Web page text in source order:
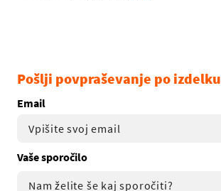
Pošlji povpraševanje po izdelku
Email
Vaše sporočilo